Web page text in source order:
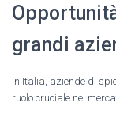
grandi
In Italia, aziende di
ruolo cruciale nel